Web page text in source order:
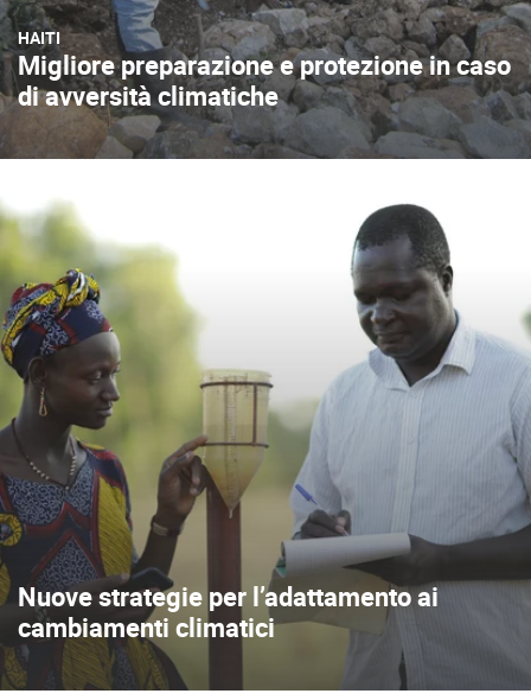
HAITI
Migliore preparazione e protezione in caso
di avversità climatiche
Nuove strategie per l’adattamento ai
cambiamenti climatici